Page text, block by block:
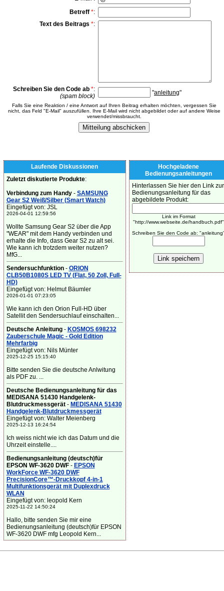
Betreff *:
Text des Beitrags *:
Schreiben Sie den Code ab *:
(spam block)
"anleitung"
Falls Sie eine Reaktion / eine Antwort auf Ihren Beitrag erhalten möchten, vergessen Sie
nicht, das Feld "E-Mail" auszufüllen. Ihre E-Mail wird nicht abgebildet oder auf andere Weise
verwendet/missbraucht.
Laufende Diskussionen
Zuletzt diskutierte Produkte:
Verbindung zum Handy- SAMSUNG
Gear S2 Weiß/Silber (Smart Watch)
Eingefügt von: JSL
2026-04-01 12:59:56
Wollte Samsung Gear S2 über die App
"WEAR" mit dem Handy verbinden und
erhalte die Info, dass Gear S2 zu alt sei.
Wie kann ich trotzdem weiter nutzen?
MfG...
Sendersuchfunktion- ORION
CLB50B1080S LED TV (Flat, 50 Zoll, Full-
HD)
Eingefügt von: Helmut Bäumler
2026-01-01 07:23:05
Wie kann ich den Orion Full-HD über
Satellit den Sendersuchlauf einschalten...
Deutsche Anleitung- KOSMOS 698232
Zauberschule Magic - Gold Edition
Mehrfarbig
Eingefügt von: Nils Münter
2025-12-25 15:15:40
Bitte senden Sie die deutsche Anlwitung
als PDF zu. ...
Deutsche Bedienungsanleitung für das
MEDISANA 51430 Handgelenk-
Blutdruckmessgerät- MEDISANA 51430
Handgelenk-Blutdruckmessgerät
Eingefügt von: Walter Meienberg
2025-12-13 16:24:54
Ich weiss nicht wie ich das Datum und die
Uhrzeit einstelle....
Bedienungsanleitung (deutsch)für
EPSON WF-3620 DWF- EPSON
WorkForce WF-3620 DWF
PrecisionCore™-Druckkopf 4-in-1
Multifunktionsgerät mit Duplexdruck
WLAN
Eingefügt von: leopold Kern
2025-11-22 14:50:24
Hallo, bitte senden Sie mir eine
Bedienungsanleitung (deutsch)für EPSON
WF-3620 DWF mfg Leopold Kern...
Hochgeladene
Bedienungsanleitungen
Hinterlassen Sie hier den Link zur
Bedienungsanleitung für das
abgebildete Produkt:
Link im Format
"http://www.webseite.de/handbuch.pdf"
Schreiben Sie den Code ab: